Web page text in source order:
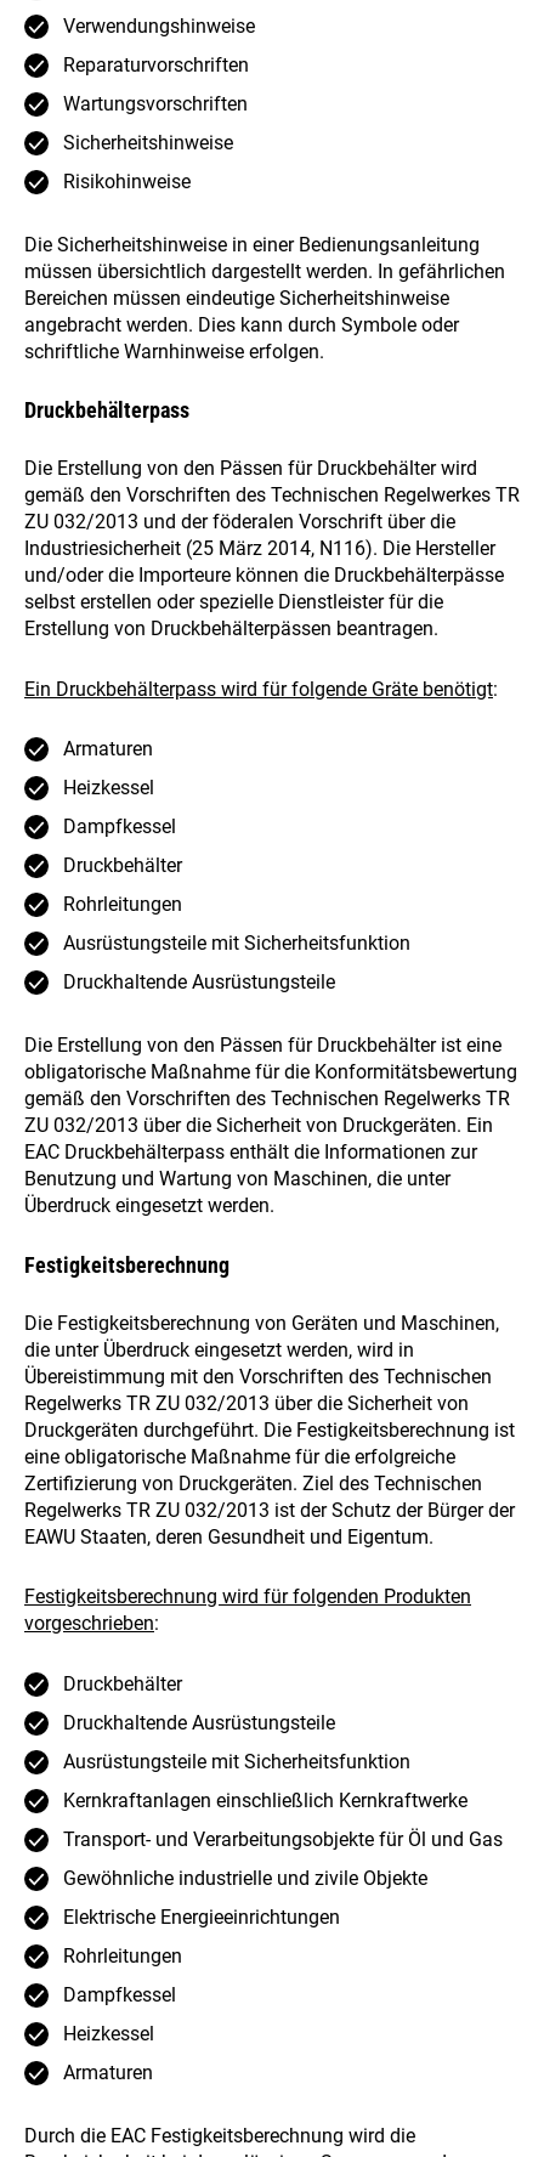
Verwendungshinweise
Reparaturvorschriften
Wartungsvorschriften
Sicherheitshinweise
Risikohinweise
Die Sicherheitshinweise in einer Bedienungsanleitung
müssen übersichtlich dargestellt werden. In gefährlichen
Bereichen müssen eindeutige Sicherheitshinweise
angebracht werden. Dies kann durch Symbole oder
schriftliche Warnhinweise erfolgen.
Druckbehälterpass
Die Erstellung von den Pässen für Druckbehälter wird
gemäß den Vorschriften des Technischen Regelwerkes TR
ZU 032/2013 und der föderalen Vorschrift über die
Industriesicherheit (25 März 2014, N116). Die Hersteller
und/oder die Importeure können die Druckbehälterpässe
selbst erstellen oder spezielle Dienstleister für die
Erstellung von Druckbehälterpässen beantragen.
Ein Druckbehälterpass wird für folgende Gräte benötigt:
Armaturen
Heizkessel
Dampfkessel
Druckbehälter
Rohrleitungen
Ausrüstungsteile mit Sicherheitsfunktion
Druckhaltende Ausrüstungsteile
Die Erstellung von den Pässen für Druckbehälter ist eine
obligatorische Maßnahme für die Konformitätsbewertung
gemäß den Vorschriften des Technischen Regelwerks TR
ZU 032/2013 über die Sicherheit von Druckgeräten. Ein
EAC Druckbehälterpass enthält die Informationen zur
Benutzung und Wartung von Maschinen, die unter
Überdruck eingesetzt werden.
Festigkeitsberechnung
Die Festigkeitsberechnung von Geräten und Maschinen,
die unter Überdruck eingesetzt werden, wird in
Übereistimmung mit den Vorschriften des Technischen
Regelwerks TR ZU 032/2013 über die Sicherheit von
Druckgeräten durchgeführt. Die Festigkeitsberechnung ist
eine obligatorische Maßnahme für die erfolgreiche
Zertifizierung von Druckgeräten. Ziel des Technischen
Regelwerks TR ZU 032/2013 ist der Schutz der Bürger der
EAWU Staaten, deren Gesundheit und Eigentum.
Festigkeitsberechnung wird für folgenden Produkten
vorgeschrieben:
Druckbehälter
Druckhaltende Ausrüstungsteile
Ausrüstungsteile mit Sicherheitsfunktion
Kernkraftanlagen einschließlich Kernkraftwerke
Transport- und Verarbeitungsobjekte für Öl und Gas
Gewöhnliche industrielle und zivile Objekte
Elektrische Energieeinrichtungen
Rohrleitungen
Dampfkessel
Heizkessel
Armaturen
Durch die EAC Festigkeitsberechnung wird die